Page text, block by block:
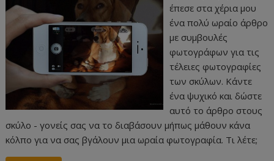
έπεσε στα χέρια μου
ένα πολύ ωραίο άρθρο
με συμβουλές
φωτογράφων για τις
τέλειες φωτογραφίες
των σκύλων. Κάντε
ένα ψυχικό και δώστε
αυτό το άρθρο στους
σκύλο - γονείς σας να το διαβάσουν μήπως μάθουν κάνα
κόλπο για να σας βγάλουν μια ωραία φωτογραφία. Τι λέτε;